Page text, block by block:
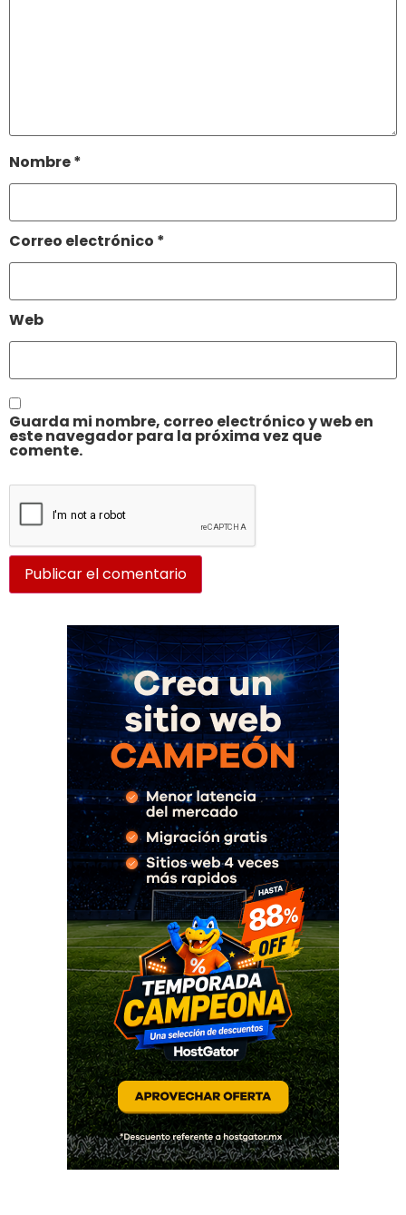
Nombre*
Correo electrónico *
Web
Guarda mi nombre, correo electrónico y web en
este navegador para la próxima vez que
comente.